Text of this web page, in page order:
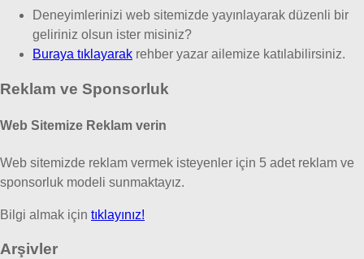
Deneyimlerinizi web sitemizde yayınlayarak düzenli bir
geliriniz olsun ister misiniz?
Buraya tıklayarak rehber yazar ailemize katılabilirsiniz.
Reklam ve Sponsorluk
Web Sitemize Reklam verin
Web sitemizde reklam vermek isteyenler için 5 adet reklam ve
sponsorluk modeli sunmaktayız.
Bilgi almak için tıklayınız!
Arşivler